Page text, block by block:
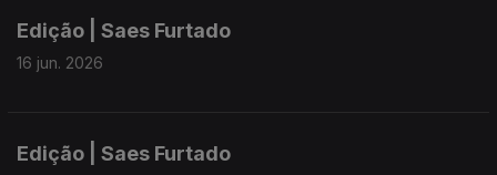
Edição | Saes Furtado
16 jun. 2026
Edição | Saes Furtado